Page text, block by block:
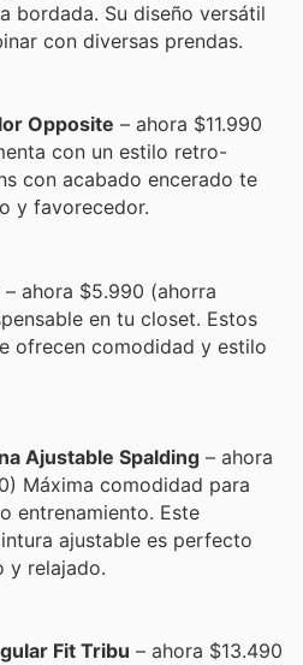
bordada. Su diseño versátil
con diversas prendas.
Opposite – ahora $11.990
con un estilo retro-
con acabado encerado te
y favorecedor.
– ahora $5.990 (ahorra
en tu closet. Estos
ofrecen comodidad y estilo
Ajustable Spalding – ahora
Máxima comodidad para
entrenamiento. Este
ajustable es perfecto
y relajado.
Fit Tribu – ahora $13.490